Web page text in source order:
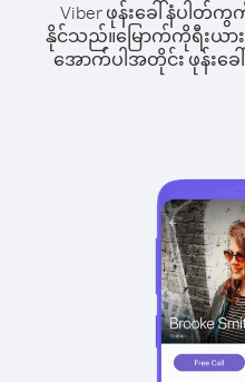
Viber ဖုန်းခေါ်နံပါတ်
နိုင်သည်။မြောက်ကိုရီးယား
အောက်ပါအတိုင်း ဖုန်းခေါ်